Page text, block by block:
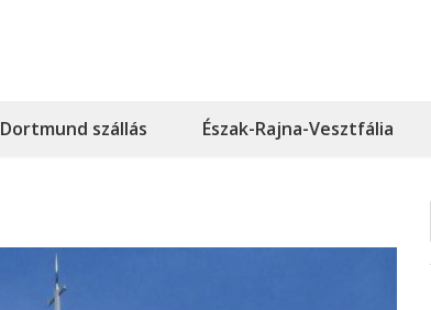
Dortmund szállás Észak-Rajna-Vesztfália